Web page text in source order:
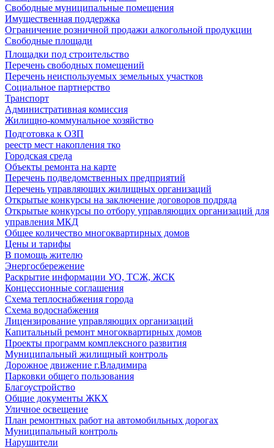
Свободные муниципальные помещения
Имущественная поддержка
Ограничение розничной продажи алкогольной продукции
Свободные площади
Площадки под строительство
Перечень свободных помещений
Перечень неиспользуемых земельных участков
Социальное партнерство
Транспорт
Административная комиссия
Жилищно-коммунальное хозяйство
Подготовка к ОЗП
реестр мест накопления тко
Городская среда
Объекты ремонта на карте
Перечень подведомственных предприятий
Перечень управляющих жилищных организаций
Открытые конкурсы на заключение договоров подряда
Открытые конкурсы по отбору управляющих организаций для
управления МКД
Общее количество многоквартирных домов
Цены и тарифы
В помощь жителю
Энергосбережение
Раскрытие информации УО, ТСЖ, ЖСК
Концессионные соглашения
Схема теплоснабжения города
Схема водоснабжения
Лицензирование управляющих организаций
Капитальный ремонт многоквартирных домов
Проекты программ комплексного развития
Муниципальный жилищный контроль
Дорожное движение г.Владимира
Парковки общего пользования
Благоустройство
Общие документы ЖКХ
Уличное освещение
План ремонтных работ на автомобильных дорогах
Муниципальный контроль
Нарушители